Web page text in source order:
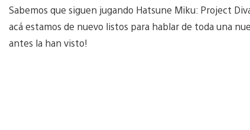
Sabemos que siguen jugando Hatsune Miku: Project
acá estamos de nuevo listos para hablar de toda una
antes la han visto!